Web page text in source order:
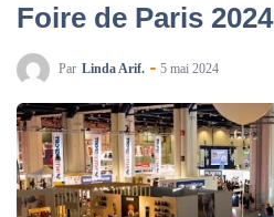
Foire de Paris 2024
Par Linda Arif. 5 mai 2024